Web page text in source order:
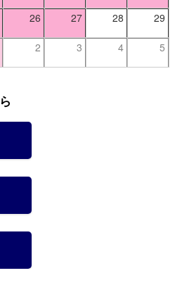
26 27 28 29
2 3 4 5